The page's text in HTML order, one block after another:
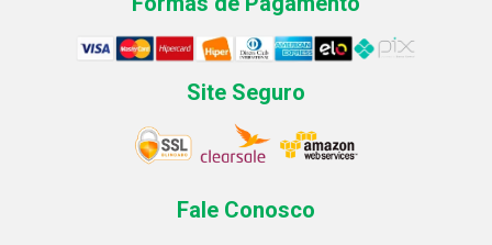
Site Seguro
Fale Conosco